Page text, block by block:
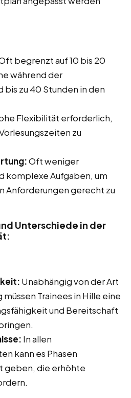
begrenzt auf 10 bis 20
während der
bis zu 40 Stunden in den
Flexibilität erforderlich,
zu
Oft weniger
komplexe Aufgaben, um
Anforderungen gerecht zu
Unterschiede in der
Unabhängig von der Art
Trainees in Hille eine
und Bereitschaft
In allen
kann es Phasen
geben, die erhöhte